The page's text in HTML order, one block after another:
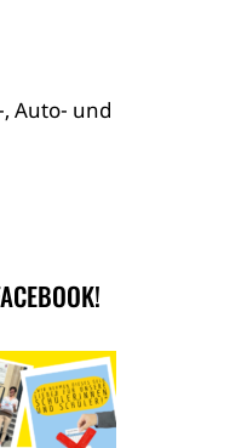
Auto- und